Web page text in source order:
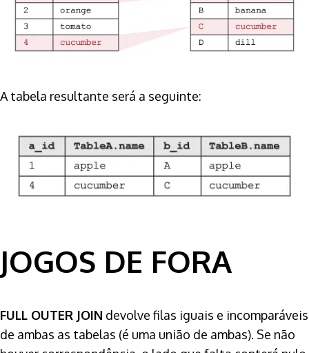
A tabela resultante será a seguinte:
JOGOS DE FORA
FULL OUTER JOIN devolve filas iguais e incomparáveis
de ambas as tabelas (é uma união de ambas). Se não